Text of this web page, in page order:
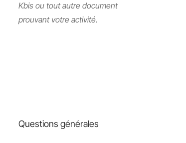
Kbis ou tout autre document
prouvant votre activité.
Questions générales